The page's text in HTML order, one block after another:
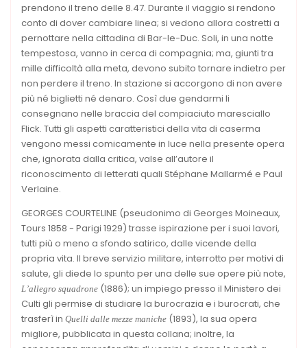
prendono il treno delle 8.47. Durante il viaggio si rendono
conto di dover cambiare linea; si vedono allora costretti a
pernottare nella cittadina di Bar-le-Duc. Soli, in una notte
tempestosa, vanno in cerca di compagnia; ma, giunti tra
mille difficoltà alla meta, devono subito tornare indietro per
non perdere il treno. In stazione si accorgono di non avere
più né biglietti né denaro. Così due gendarmi li
consegnano nelle braccia del compiaciuto maresciallo
Flick. Tutti gli aspetti caratteristici della vita di caserma
vengono messi comicamente in luce nella presente opera
che, ignorata dalla critica, valse all’autore il
riconoscimento di letterati quali Stéphane Mallarmé e Paul
Verlaine.
GEORGES COURTELINE (pseudonimo di Georges Moineaux,
Tours 1858 - Parigi 1929) trasse ispirazione per i suoi lavori,
tutti più o meno a sfondo satirico, dalle vicende della
propria vita. Il breve servizio militare, interrotto per motivi di
salute, gli diede lo spunto per una delle sue opere più note,
L’allegro squadrone (1886); un impiego presso il Ministero dei
Culti gli permise di studiare la burocrazia e i burocrati, che
trasferì in Quelli dalle mezze maniche (1893), la sua opera
migliore, pubblicata in questa collana; inoltre, la